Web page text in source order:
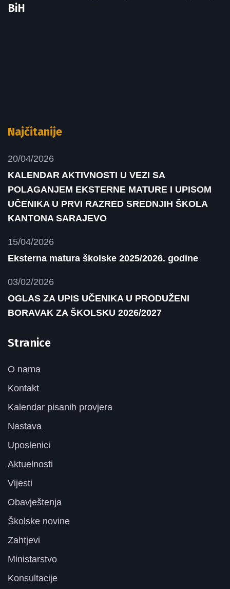
BiH
Najčitanije
20/04/2026
KALENDAR AKTIVNOSTI U VEZI SA
POLAGANJEM EKSTERNE MATURE I UPISOM
UČENIKA U PRVI RAZRED SREDNJIH ŠKOLA
KANTONA SARAJEVO
15/04/2026
Eksterna matura školske 2025/2026. godine
03/02/2026
OGLAS ZA UPIS UČENIKA U PRODUŽENI
BORAVAK ZA ŠKOLSKU 2026/2027
Stranice
O nama
Kontakt
Kalendar pisanih provjera
Nastava
Uposlenici
Aktuelnosti
Vijesti
Obavještenja
Školske novine
Zahtjevi
Ministarstvo
Konsultacije